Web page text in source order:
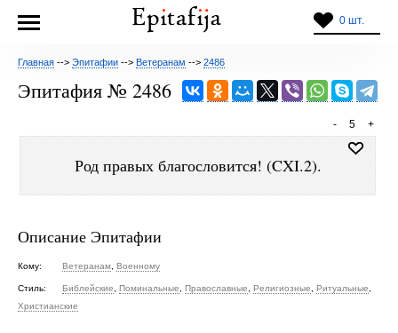
0 шт.
Главная --> Эпитафии --> Ветеранам --> 2486
Эпитафия № 2486
+
5
-
Род правых благословится! (CXI.2).
Описание Эпитафии
Кому: Ветеранам Военному
Стиль: Библейские Поминальные Православные Религиозные Ритуальные
Христианские